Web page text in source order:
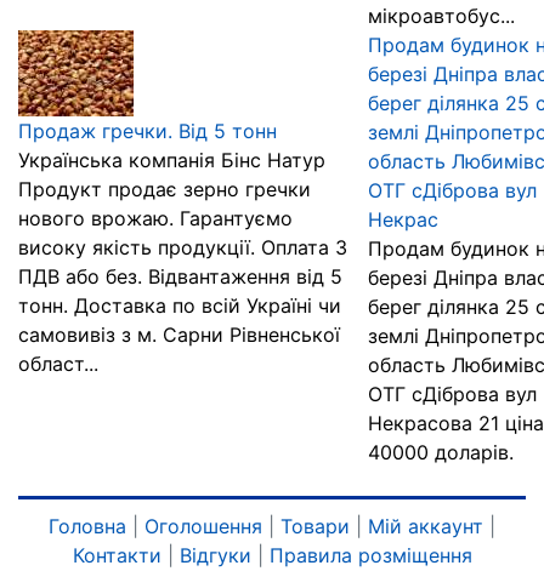
мікроавтобус...
Продаж гречки. Від 5 тонн
Українська компанія Бінс Натур
Продукт продає зерно гречки
нового врожаю. Гарантуємо
високу якість продукції. Оплата З
ПДВ або без. Відвантаження від 5
тонн. Доставка по всій Україні чи
самовивіз з м. Сарни Рівненської
област...
Продам будинок
березі Дніпра
берег ділянка 25
землі
область
ОТГ сДіброва вул
Некрас
Продам будинок
березі Дніпра
берег ділянка 25
землі
область
ОТГ сДіброва вул
Некрасова 21 ціна
40000 доларів.
Головна Оголошення Товари Мій аккаунт
Контакти
Відгуки Правила розміщення